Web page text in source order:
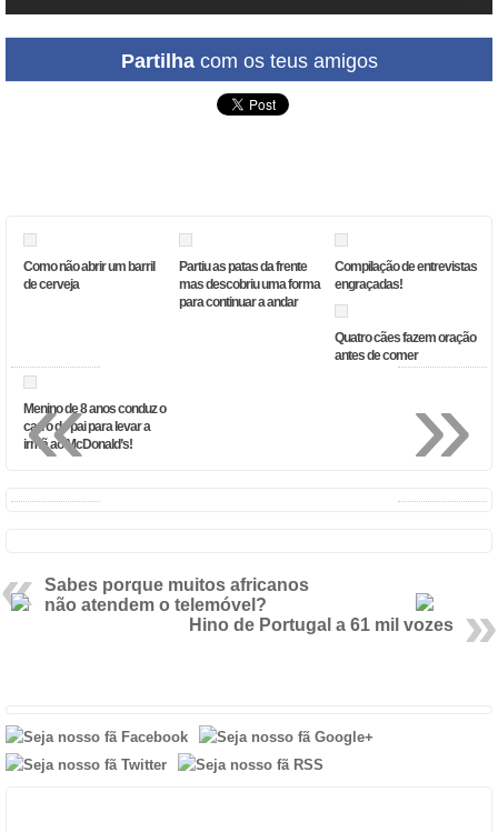
Partilhacom os teus amigos
Como não abrir um barril
de cerveja
Partiu as patas da frente
mas descobriu uma forma
para continuar a andar
Compilação de entrevistas
engraçadas!
Quatro cães fazem oração
antes de comer
Menino de 8 anos conduz o
carro do pai para levar a
irmã ao McDonald’s!
Sabes porque muitos africanos
não atendem o telemóvel?
Hino de Portugal a 61 mil vozes
»
«